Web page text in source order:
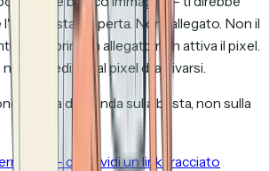
l'email
è stata aperta. Non l'allegato. Non il
Aprire un allegato non attiva il pixel.
impedisce al pixel di attivarsi.
à una domanda sulla busta, non sulla
— condividi un link tracciato